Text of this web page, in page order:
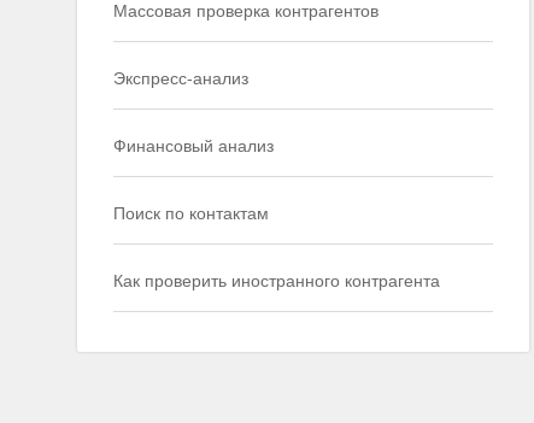
Массовая проверка контрагентов
Экспресс-анализ
Финансовый анализ
Поиск по контактам
Как проверить иностранного контрагента